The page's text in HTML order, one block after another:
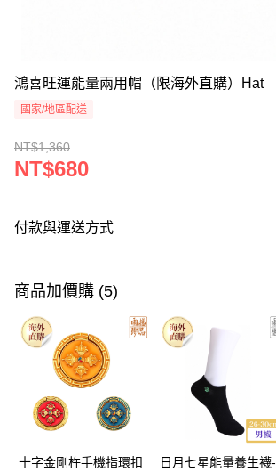
鴻喜旺運能量兩用帽（限海外直購）Hat
國家/地區配送
NT$1,360
NT$680
付款與運送方式
信用卡一次付款
Apple Pay
Google Pay
運送方式
海外國際空運
商品加價購 (5)
十字金剛杵手機指環扣
日月七星能量養生襪-